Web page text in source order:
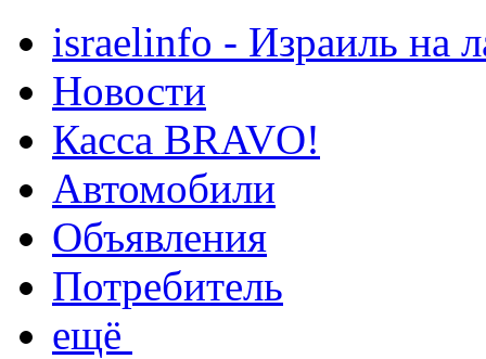
israelinfo - Израиль на
Новости
Касса BRAVO!
Автомобили
Объявления
Потребитель
ещё